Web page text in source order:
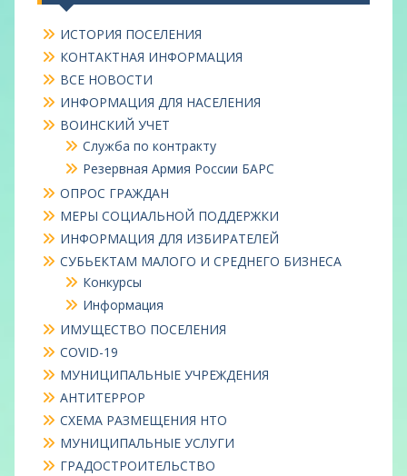
ИСТОРИЯ ПОСЕЛЕНИЯ
КОНТАКТНАЯ ИНФОРМАЦИЯ
ВСЕ НОВОСТИ
ИНФОРМАЦИЯ ДЛЯ НАСЕЛЕНИЯ
ВОИНСКИЙ УЧЕТ
Служба по контракту
Резервная Армия России БАРС
ОПРОС ГРАЖДАН
МЕРЫ СОЦИАЛЬНОЙ ПОДДЕРЖКИ
ИНФОРМАЦИЯ ДЛЯ ИЗБИРАТЕЛЕЙ
СУБЬЕКТАМ МАЛОГО И СРЕДНЕГО БИЗНЕСА
Конкурсы
Информация
ИМУЩЕСТВО ПОСЕЛЕНИЯ
COVID-19
МУНИЦИПАЛЬНЫЕ УЧРЕЖДЕНИЯ
АНТИТЕРРОР
СХЕМА РАЗМЕЩЕНИЯ НТО
МУНИЦИПАЛЬНЫЕ УСЛУГИ
ГРАДОСТРОИТЕЛЬСТВО